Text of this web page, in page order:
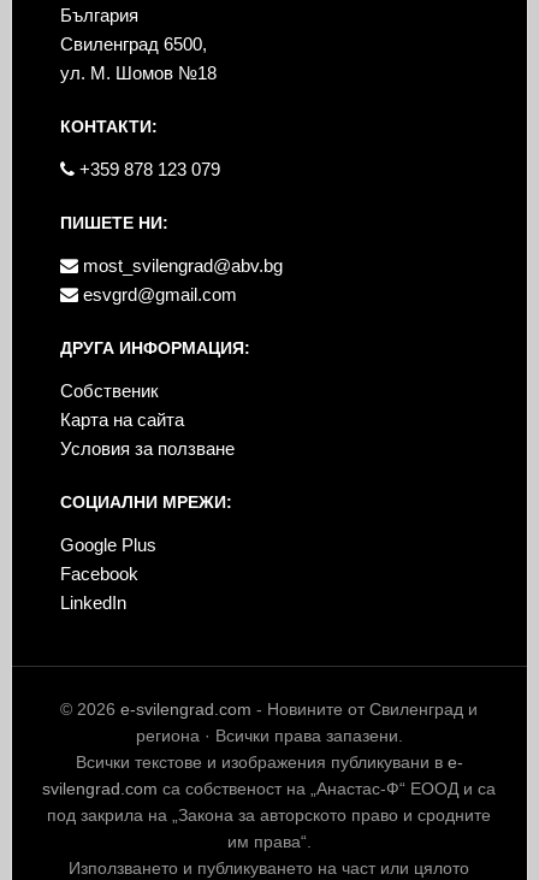
България
Свиленград 6500,
ул. М. Шомов №18
КОНТАКТИ:
+359 878 123 079
ПИШЕТЕ НИ:
most_svilengrad@abv.bg
esvgrd@gmail.com
ДРУГА ИНФОРМАЦИЯ:
Собственик
Карта на сайта
Условия за ползване
СОЦИАЛНИ МРЕЖИ:
Google Plus
Facebook
LinkedIn
© 2026e-svilengrad.com - Новините от Свиленград и
региона · Всички права запазени.
Всички текстове и изображения публикувани в e-
svilengrad.com са собственост на „Анастас-Ф“ ЕООД и са
под закрила на „Закона за авторското право и сродните
им права“.
Използването и публикуването на част или цялото